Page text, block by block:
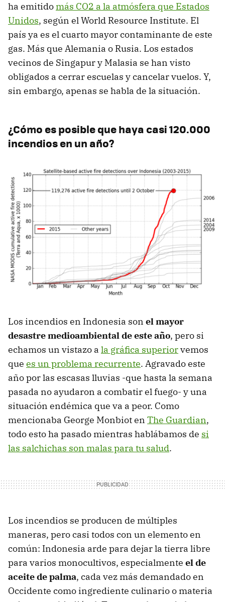
ha emitidomás CO2 a la atmósfera que Estados
Unidos, según el World Resource Institute. El
país ya es el cuarto mayor contaminante de este
gas. Más que Alemania o Rusia. Los estados
vecinos de Singapur y Malasia se han visto
obligados a cerrar escuelas y cancelar vuelos. Y,
sin embargo, apenas se habla de la situación.
¿Cómo es posible que haya casi 120.000
incendios en un año?
Los incendios en Indonesia son el mayor
desastre medioambiental de este año, pero si
echamos un vistazo a la gráfica superiorvemos
que es un problema recurrente. Agravado este
año por las escasas lluvias -que hasta la semana
pasada no ayudaron a combatir el fuego- y una
situación endémica que va a peor. Como
mencionaba George Monbiot en The Guardian,
todo esto ha pasado mientras hablábamos de si
las salchichas son malas para tu salud.
Los incendios se producen de múltiples
maneras, pero casi todos con un elemento en
común: Indonesia arde para dejar la tierra libre
para varios monocultivos, especialmente el de
aceite de palma, cada vez más demandado en
Occidente como ingrediente culinario o materia